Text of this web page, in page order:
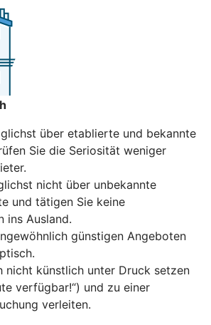
über etablierte und bekannte
Sie die Seriosität weniger
nicht über unbekannte
und tätigen Sie keine
ins Ausland.
günstigen Angeboten
nicht künstlich unter Druck setzen
verfügbar!“) und zu einer
verleiten.